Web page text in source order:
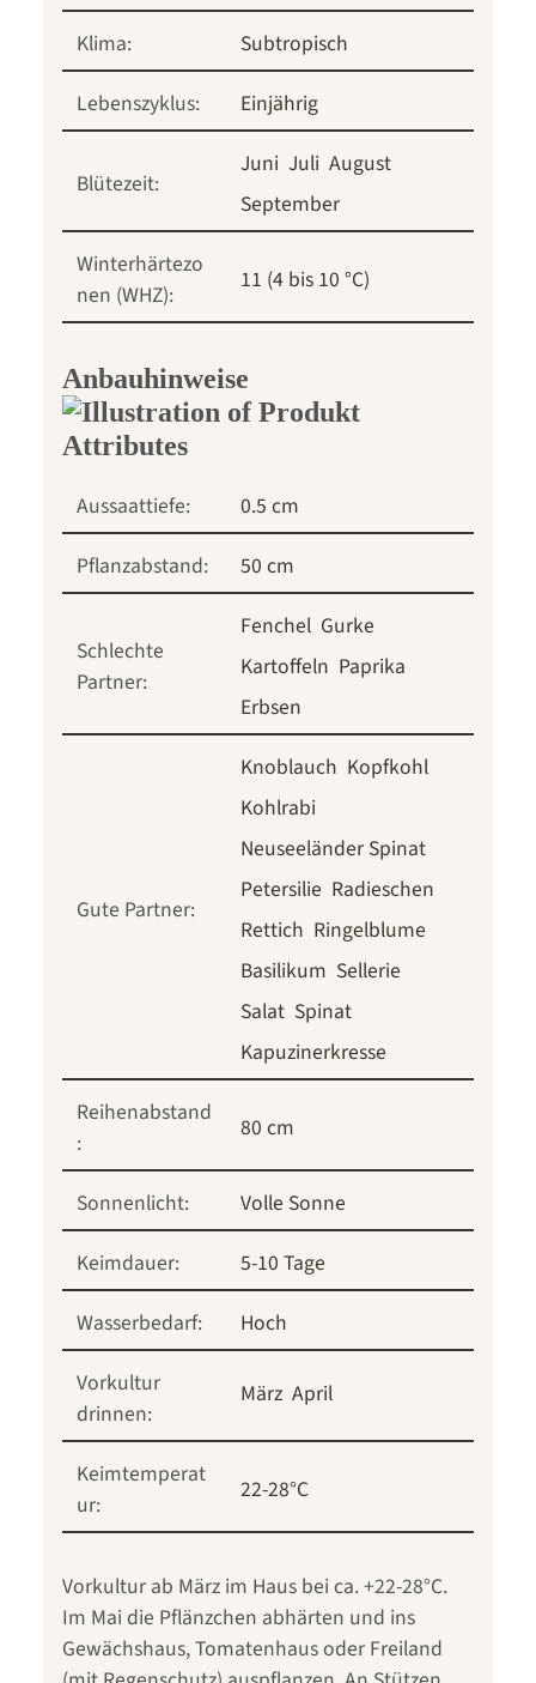
Klima:
Subtropisch
Lebenszyklus:
Einjährig
Blütezeit:
Juni Juli August
September
Winterhärtezo
nen (WHZ):
11 (4 bis 10 °C)
Anbauhinweise
Aussaattiefe:
0.5 cm
Pflanzabstand:
50 cm
Schlechte
Partner:
Fenchel Gurke
Kartoffeln Paprika
Erbsen
Gute Partner:
Knoblauch Kopfkohl
Kohlrabi
Neuseeländer Spinat
Petersilie Radieschen
Rettich Ringelblume
Basilikum Sellerie
Salat Spinat
Kapuzinerkresse
Reihenabstand
:
80 cm
Sonnenlicht:
Volle Sonne
Keimdauer:
5-10 Tage
Wasserbedarf:
Hoch
Vorkultur
drinnen:
März April
Keimtemperat
ur:
22-28°C
Vorkultur ab März im Haus bei ca. +22-28°C.
Im Mai die Pflänzchen abhärten und ins
Gewächshaus, Tomatenhaus oder Freiland